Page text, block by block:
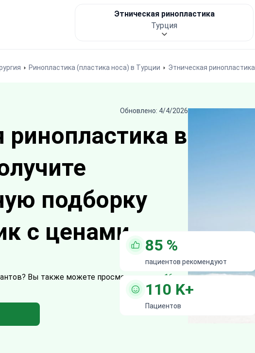
Ринопластика (пластика носа) в Турции Этническая ринопластика
Этническая ринопластика
Турция
Обновлено: 4/4/2026
ринопластика в
подборку
с ценами
Вы также можете просмотреть все 16
85 %
пациентов рекомендуют
110 K+
Пациентов